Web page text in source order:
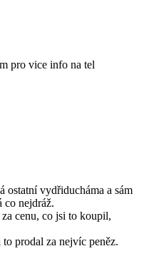
pro vice info na tel
ostatní vydřiducháma a sám
co nejdráž.
cenu, co jsi to koupil,
prodal za nejvíc peněz.